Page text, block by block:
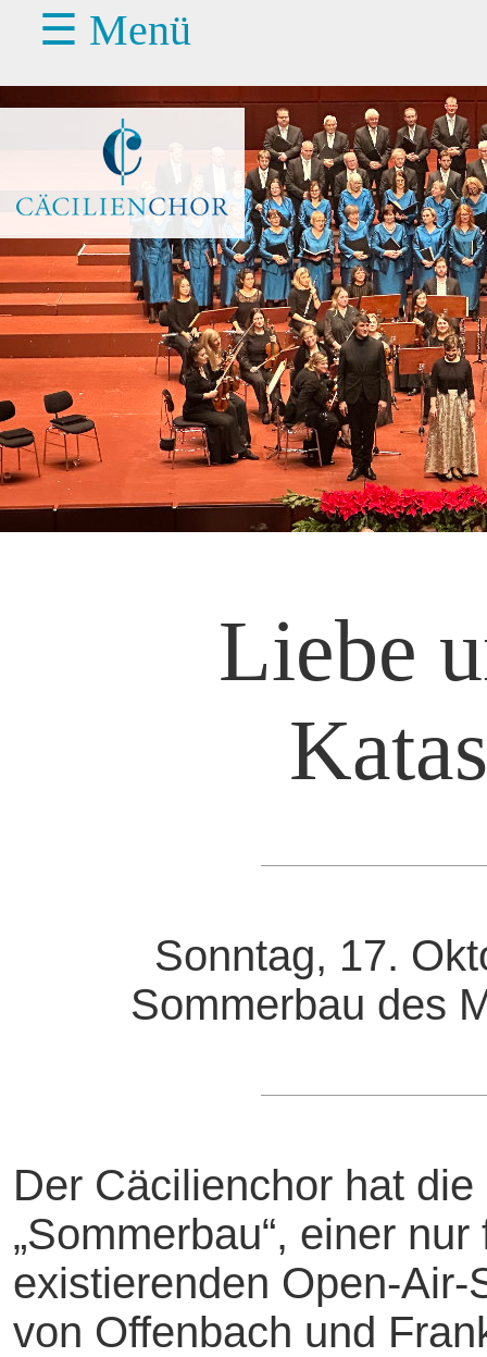
☰ Menü
Liebe
Sonntag, 17.
Sommerbau des
Der Cäcilienchor hat
„Sommerbau“, einer
existierenden Open-
von Offenbach und